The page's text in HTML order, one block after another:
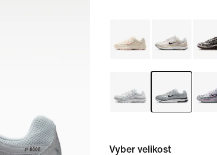
Vyber velikost